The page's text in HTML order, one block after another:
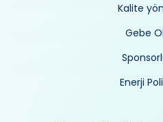
Kalite
Gebe
Enerji